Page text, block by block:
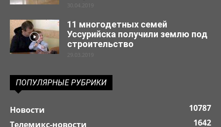
30.04.2019
11 многодетных семей
Уссурийска получили землю под
строительство
29.03.2019
ПОПУЛЯРНЫЕ РУБРИКИ
Новости
10787
Телемикс-новости
1642